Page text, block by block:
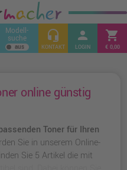
Modell-
suche headset_mic
KONTAKT
person
LOGIN
shopping_cart
€ 0,00
online günstig
Toner für Ihren
Sie in unserem Online-
Sie 5 Artikel die mit